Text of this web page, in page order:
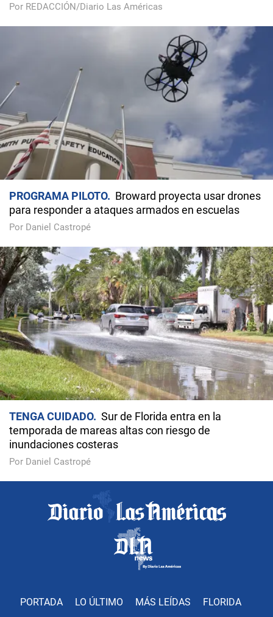
Por REDACCIÓN/Diario Las Américas
PROGRAMA PILOTO
Broward proyecta usar drones
para responder a ataques armados en escuelas
Por Daniel Castropé
TENGA CUIDADO
Sur de Florida entra en la
temporada de mareas altas con riesgo de
inundaciones costeras
Por Daniel Castropé
PORTADA LO ÚLTIMO MÁS LEÍDAS FLORIDA